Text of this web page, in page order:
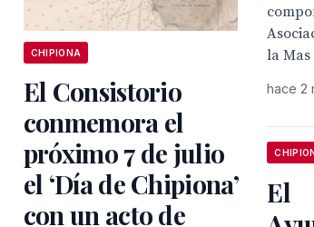
CHIPIONA
El Consistorio
conmemora el
próximo 7 de julio
el ‘Día de Chipiona’
con un acto de
la Mas
hace 2
El